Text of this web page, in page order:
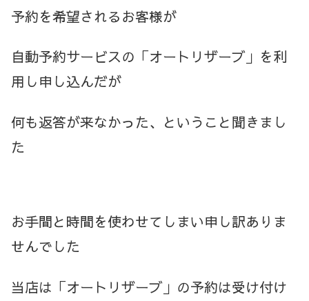
予約を希望されるお客様が
自動予約サービスの「オートリザーブ」を利
用し申し込んだが
何も返答が来なかった、ということ聞きまし
た
お手間と時間を使わせてしまい申し訳ありま
せんでした
当店は「オートリザーブ」の予約は受け付け